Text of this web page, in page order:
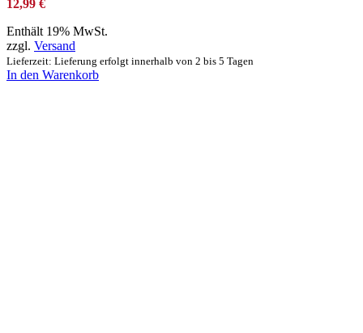
12,99 €
Enthält 19% MwSt.
zzgl. Versand
Lieferzeit: Lieferung erfolgt innerhalb von 2 bis 5 Tagen
In den Warenkorb